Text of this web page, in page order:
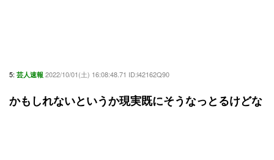
5: 芸人速報 2022/10/01(土) 16:08:48.71 ID:l42162Q90
かもしれないというか現実既にそうなっとるけどな